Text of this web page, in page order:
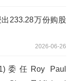
233.28万份购股
2026-06-26
委任Roy Paul